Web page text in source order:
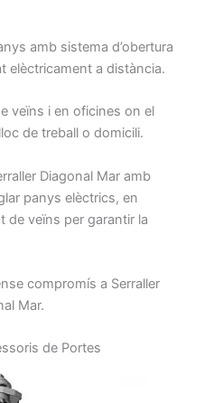
amb sistema d’obertura
elèctricament a distància.
veïns i en oficines on el
de treball o domicili.
Diagonal Mar amb
panys elèctrics, en
de veïns per garantir la
compromís a Serraller
Mar.
de Portes